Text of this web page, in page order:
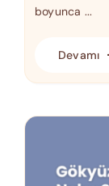
boyunca ...
Devamı